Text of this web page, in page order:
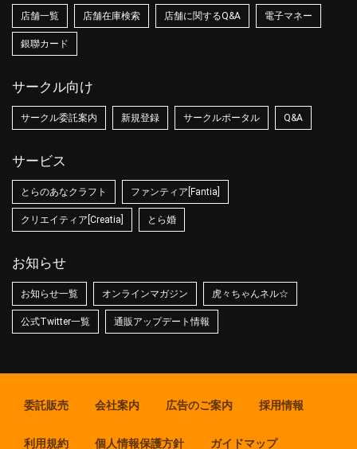
店舗一覧 店舗在庫検索 店舗に関するQ&A 電子マネー
銀聯カード
サークル向け
サークル委託案内 新規登録 サークルポータル Q&A
サービス
とらのあなクラフト ファンティア[Fantia]
クリエイティア[Creatia] とら婚
お知らせ
お知らせ一覧 オンラインマガジン 虎々ちゃんネル☆
公式Twitter一覧 通販アップデート情報
委託販売 会社案内 広告のご案内 採用情報
利用規約 個人情報保護方針 ガイドマップ